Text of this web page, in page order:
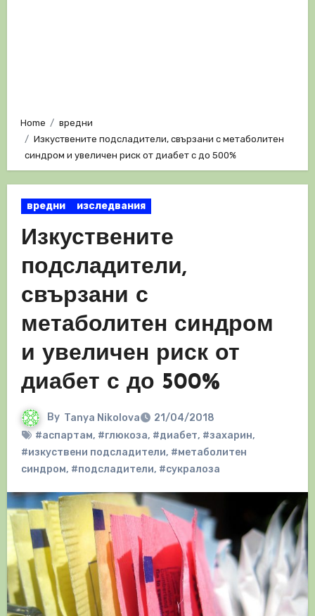
Home
вредни
Изкуствените подсладители, свързани с метаболитен
синдром и увеличен риск от диабет с до 500%
вредни изследвания
Изкуствените
подсладители,
свързани с
метаболитен синдром
и увеличен риск от
диабет с до 500%
By Tanya Nikolova
21/04/2018
#аспартам, #глюкоза, #диабет, #захарин,
#изкуствени подсладители, #метаболитен
синдром, #подсладители, #сукралоза